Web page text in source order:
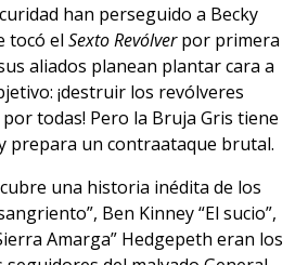
han perseguido a Becky
tocó el Sexto Revólverpor primera
aliados planean plantar cara a
¡destruir los revólveres
todas! Pero la Bruja Gris tiene
prepara un contraataque brutal.
una historia inédita de los
Ben Kinney “El sucio”,
Amarga” Hedgepeth eran los